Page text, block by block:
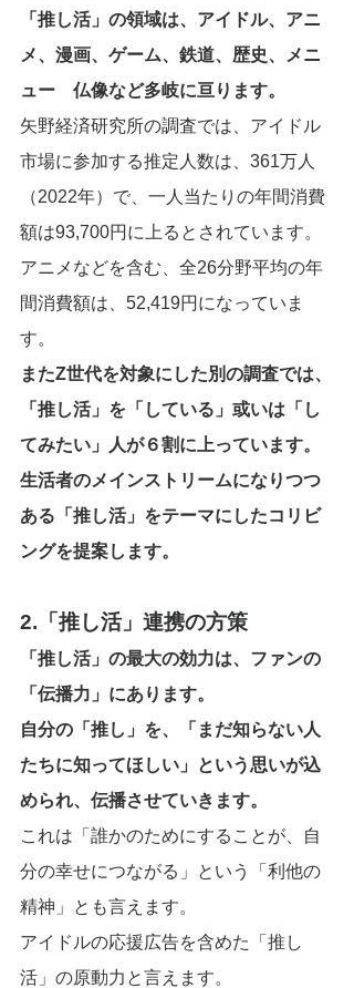
「推し活」の領域は、アイドル、アニ
メ、漫画、ゲーム、鉄道、歴史、メニ
ュー　仏像など多岐に亘ります。
矢野経済研究所の調査では、アイドル
市場に参加する推定人数は、361万人
（2022年）で、一人当たりの年間消費
額は93,700円に上るとされています。
アニメなどを含む、全26分野平均の年
間消費額は、52,419円になっていま
す。
またZ世代を対象にした別の調査では、
「推し活」を「している」或いは「し
てみたい」人が６割に上っています。
生活者のメインストリームになりつつ
ある「推し活」をテーマにしたコリビ
ングを提案します。
2.「推し活」連携の方策
「推し活」の最大の効力は、ファンの
「伝播力」にあります。
自分の「推し」を、「まだ知らない人
たちに知ってほしい」という思いが込
められ、伝播させていきます。
これは「誰かのためにすることが、自
分の幸せにつながる」という「利他の
精神」とも言えます。
アイドルの応援広告を含めた「推し
活」の原動力と言えます。